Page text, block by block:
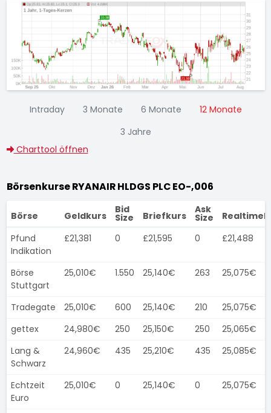
Intraday 3 Monate 6 Monate
12 Monate
3 Jahre
Charttool öffnen
Börsenkurse RYANAIR HLDGS PLC EO-,006
Börse Geldkurs
Bid
Size Briefkurs
Ask
Size
Pfund
Indikation
£21,381 0 £21,595 0 £21,488
Börse
Stuttgart
25,010€ 1.550 25,140€ 263 25,075€
Tradegate 25,010€ 600 25,140€ 210
25,075€
gettex
24,980€ 250 25,150€ 250
25,065€
Lang &
Schwarz
24,960€ 435 25,210€ 435 25,085€
Echtzeit
Euro
25,010€ 0 25,140€ 0 25,075€